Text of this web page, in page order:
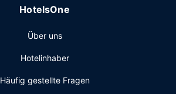
und kostenlose Zeitungen in der
Wahl, denn zu den 6071
zählen ein Konferenzzentrum
Vor Ort gibt es Folgendes: Parken
HotelsOne
Über uns
Hotelinhaber
Häufig gestellte Fragen